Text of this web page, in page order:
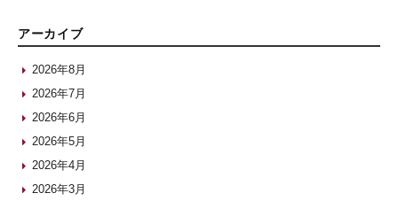
アーカイブ
2026年8月
2026年7月
2026年6月
2026年5月
2026年4月
2026年3月